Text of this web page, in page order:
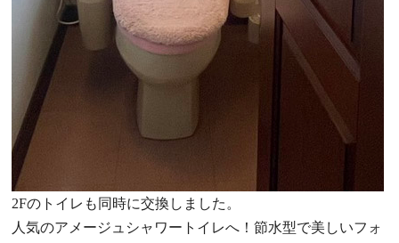
2Fのトイレも同時に交換しました。
人気のアメージュシャワートイレへ！節水型で美しいフォ